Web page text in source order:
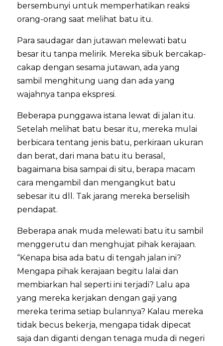
bersembunyi untuk memperhatikan reaksi
orang-orang saat melihat batu itu.
Para saudagar dan jutawan melewati batu
besar itu tanpa melirik. Mereka sibuk bercakap-
cakap dengan sesama jutawan, ada yang
sambil menghitung uang dan ada yang
wajahnya tanpa ekspresi.
Beberapa punggawa istana lewat di jalan itu.
Setelah melihat batu besar itu, mereka mulai
berbicara tentang jenis batu, perkiraan ukuran
dan berat, dari mana batu itu berasal,
bagaimana bisa sampai di situ, berapa macam
cara mengambil dan mengangkut batu
sebesar itu dll. Tak jarang mereka berselisih
pendapat.
Beberapa anak muda melewati batu itu sambil
menggerutu dan menghujat pihak kerajaan.
“Kenapa bisa ada batu di tengah jalan ini?
Mengapa pihak kerajaan begitu lalai dan
membiarkan hal seperti ini terjadi? Lalu apa
yang mereka kerjakan dengan gaji yang
mereka terima setiap bulannya? Kalau mereka
tidak becus bekerja, mengapa tidak dipecat
saja dan diganti dengan tenaga muda di negeri